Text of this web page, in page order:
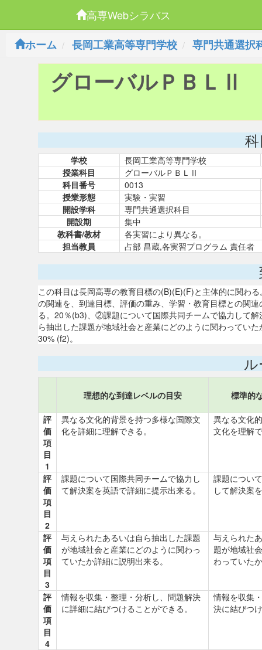
高専Webシラバス
ホーム
長岡工業高等専門学校 専門共通選択
グローバルＰＢＬⅡ
学校
長岡工業高等専門学校
授業科目
グローバルＰＢＬⅡ
科目番号
0013
授業形態
実験・実習
開設学科
専門共通選択科目
開設期
集中
教科書/教材
各実習により異なる。
担当教員
占部 昌蔵,各実習プログラム 責任者
この科目は長岡高専の教育目標の(B)(E)(F)と主体的に関わ
の関連を、到達目標、評価の重み、学習・教育目標との関
る。20％(b3)、②課題について国際共同チームで協力して
ら抽出した課題が地域社会と産業にどのように関わってい
30% (f2)。
理想的な到達レベルの目安 標準的
評
価
項
目
1
異なる文化的背景を持つ多様な国際文
化を詳細に理解できる。
異なる文化
文化を理解
評
価
項
目
2
課題について国際共同チームで協力し
て解決案を英語で詳細に提示出来る。
課題につい
して解決案
評
価
項
目
3
与えられたあるいは自ら抽出した課題
が地域社会と産業にどのように関わっ
ていたか詳細に説明出来る。
与えられた
題が地域社
わっていた
評
価
項
目
4
情報を収集・整理・分析し、問題解決
に詳細に結びつけることができる。
情報を収集
決に結びつ